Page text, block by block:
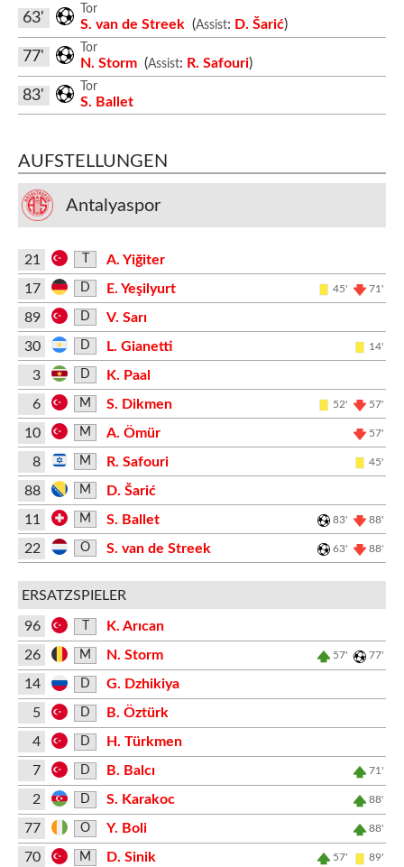
Tor
S. van de Streek (Assist: D. Šarić)
63'
Tor
N. Storm (Assist: R. Safouri)
77'
Tor
S. Ballet
83'
AUFSTELLUNGEN
Antalyaspor
21
A. Yiğiter
17
D E. Yeşilyurt 45' 71'
89 D
V. Sarı
30
D L. Gianetti 14'
3 D
K. Paal
6
M S. Dikmen 52' 57'
10 M A. Ömür 57'
8 M R. Safouri 45'
88 M
D. Šarić
11
M S. Ballet 83' 88'
22 O S. van de Streek 63' 88'
ERSATZSPIELER
96
K. Arıcan
26
M N. Storm 57' 77'
14 D
G. Dzhikiya
5
D
B. Öztürk
4
D
H. Türkmen
7
D B. Balcı 71'
2 D S. Karakoc 88'
77 O Y. Boli 88'
70 M D. Sinik 57' 89'